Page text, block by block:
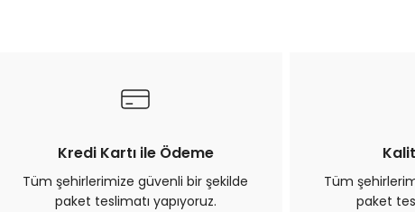
Kredi Kartı ile Ödeme
Tüm şehirlerimize güvenli bir şekilde
paket teslimatı yapıyoruz.
Tüm
paket